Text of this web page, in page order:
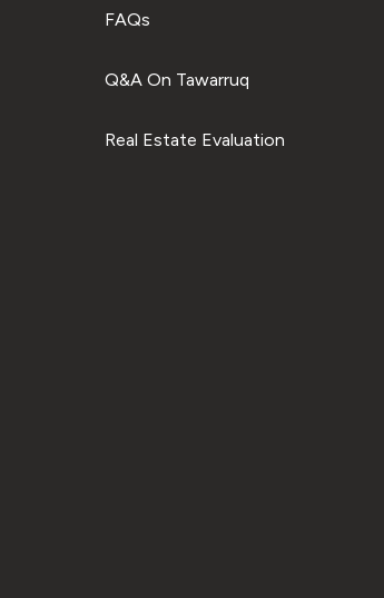
FAQs
Q&A On Tawarruq
Real Estate Evaluation